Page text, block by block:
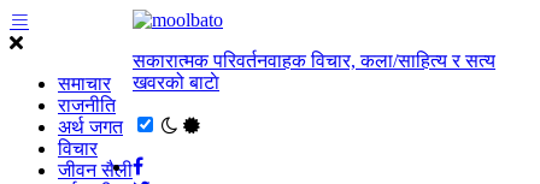
समाचार
राजनीति
अर्थ जगत
विचार
जीवन सैली
सकारात्मक परिवर्तनवाहक विचार, कला/साहित्य र सत्य
खवरको बाटाे